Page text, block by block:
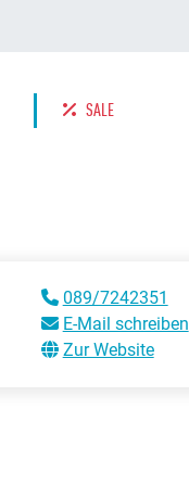
SALE
089/7242351
E-Mail schreiben
Zur Website